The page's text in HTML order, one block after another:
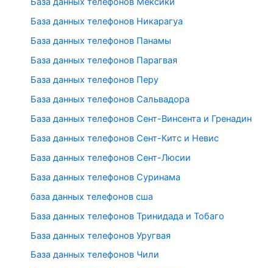
База данных телефонов Никарагуа
База данных телефонов Панамы
База данных телефонов Парагвая
База данных телефонов Перу
База данных телефонов Сальвадора
База данных телефонов Сент-Винсента и Гренадин
База данных телефонов Сент-Китс и Невис
База данных телефонов Сент-Люсии
База данных телефонов Суринама
база данных телефонов сша
База данных телефонов Тринидада и Тобаго
База данных телефонов Уругвая
База данных телефонов Чили